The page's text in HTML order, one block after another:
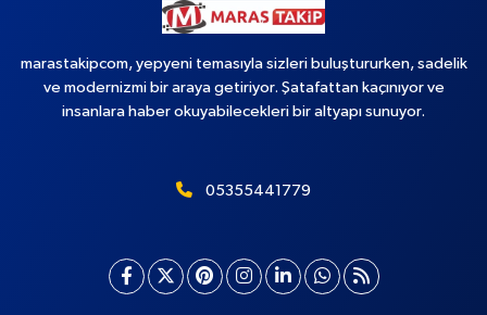
marastakipcom, yepyeni temasıyla sizleri buluştururken, sadelik
ve modernizmi bir araya getiriyor. Şatafattan kaçınıyor ve
insanlara haber okuyabilecekleri bir altyapı sunuyor.
05355441779